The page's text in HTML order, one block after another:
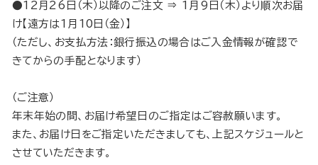
●12月26日（木）以降のご注文 ⇒ 1月9日（木）より順次お届
け【遠方は1月10日（金）】
（ただし、お支払方法：銀行振込の場合はご入金情報が確認で
きてからの手配となります）
（ご注意）
年末年始の間、お届け希望日のご指定はご容赦願います。
また、お届け日をご指定いただきましても、上記スケジュールと
させていただきます。